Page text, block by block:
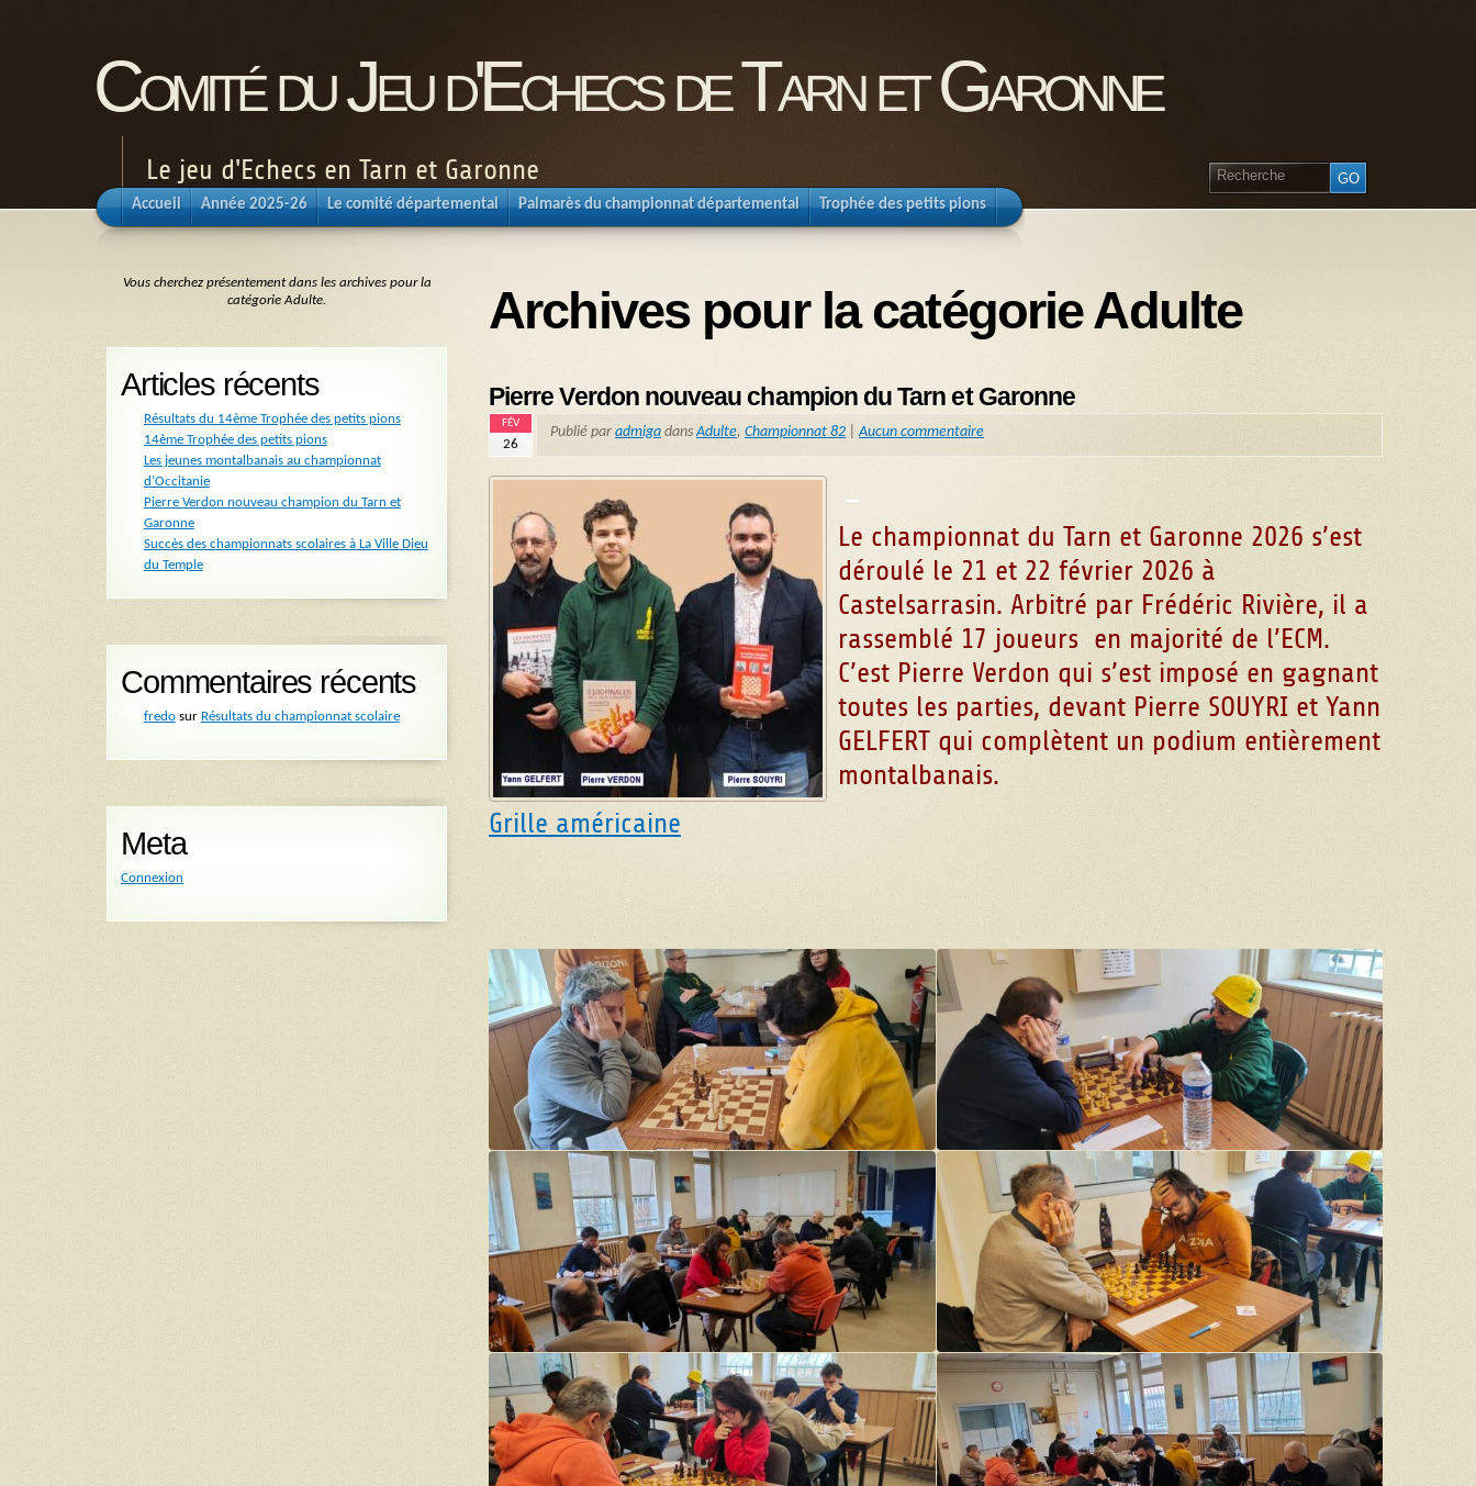
Comité du Jeu d'Echecs de Tarn et Garonne
Le jeu d'Echecs en Tarn et Garonne
Accueil Année 2025-26 Le comité départemental Palmarès du championnat départemental Trophée des petits pions
Archives pour la catégorie Adulte
Pierre Verdon nouveau champion du Tarn et Garonne
FÉV
26
Publié par admiga dansAdulte, Championnat 82 |Aucun commentaire
Le championnat du Tarn et Garonne 2026 s’est
déroulé le 21 et 22 février 2026 à
Castelsarrasin. Arbitré par Frédéric Rivière, il a
rassemblé 17 joueurs en majorité de l’ECM.
C’est Pierre Verdon qui s’est imposé en gagnant
toutes les parties, devant Pierre SOUYRI et Yann
GELFERT qui complètent un podium entièrement
montalbanais.
Grille américaine
Vous cherchez présentement dans les archives pour la
catégorie Adulte.
Articles récents
Résultats du 14ème Trophée des petits pions
14ème Trophée des petits pions
Les jeunes montalbanais au championnat
d’Occitanie
Pierre Verdon nouveau champion du Tarn et
Garonne
Succès des championnats scolaires à La Ville Dieu
du Temple
Commentaires récents
fredosur Résultats du championnat scolaire
Meta
Connexion